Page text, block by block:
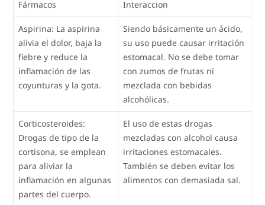
Fármacos Interaccion
Aspirina: La aspirina
alivia el dolor, baja la
fiebre y reduce la
inflamación de las
coyunturas y la gota.
Siendo básicamente un ácido,
su uso puede causar irritación
estomacal. No se debe tomar
con zumos de frutas ni
mezclada con bebidas
alcohólicas.
Corticosteroides:
Drogas de tipo de la
cortisona, se emplean
para aliviar la
inflamación en algunas
partes del cuerpo.
El uso de estas drogas
mezcladas con alcohol causa
irritaciones estomacales.
También se deben evitar los
alimentos con demasiada sal.